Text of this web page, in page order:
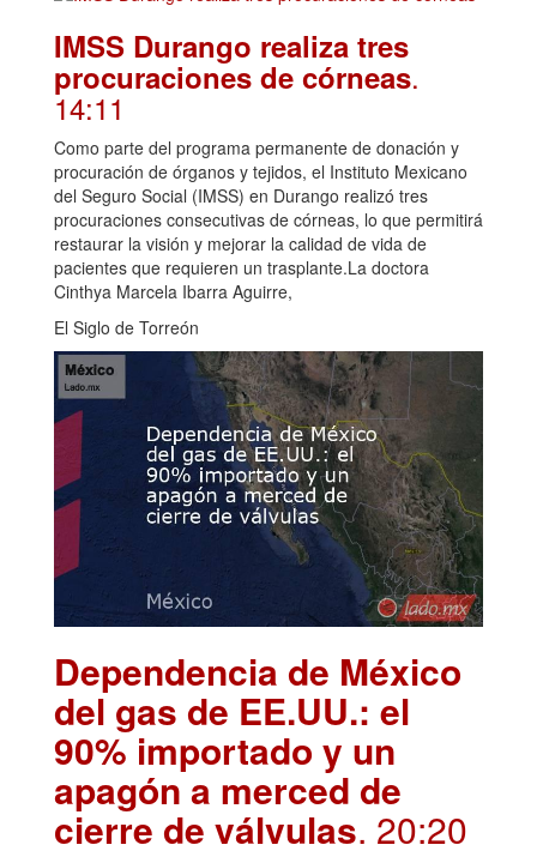
IMSS Durango realiza tres
procuraciones de córneas.
14:11
Como parte del programa permanente de donación y
procuración de órganos y tejidos, el Instituto Mexicano
del Seguro Social (IMSS) en Durango realizó tres
procuraciones consecutivas de córneas, lo que permitirá
restaurar la visión y mejorar la calidad de vida de
pacientes que requieren un trasplante.La doctora
Cinthya Marcela Ibarra Aguirre,
El Siglo de Torreón
Dependencia de México
del gas de EE.UU.: el
90% importado y un
apagón a merced de
cierre de válvulas. 20:20